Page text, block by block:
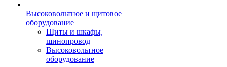
Высоковольтное и щитовое
оборудование
Щиты и шкафы,
шинопровод
Высоковольтное
оборудование